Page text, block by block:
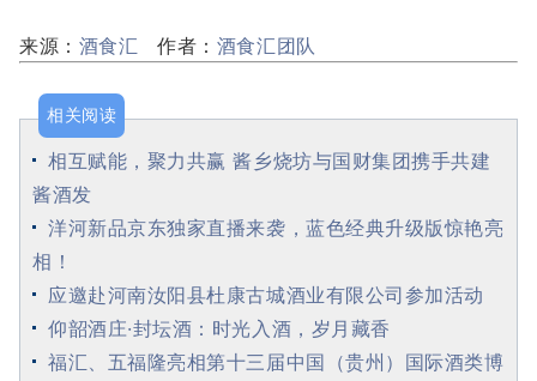
来源： 酒食汇 作者： 酒食汇团队
相关阅读
相互赋能，聚力共赢 酱乡烧坊与国财集团携手共建
酱酒发
洋河新品京东独家直播来袭，蓝色经典升级版惊艳亮
相！
应邀赴河南汝阳县杜康古城酒业有限公司参加活动
仰韶酒庄·封坛酒：时光入酒，岁月藏香
福汇、五福隆亮相第十三届中国（贵州）国际酒类博